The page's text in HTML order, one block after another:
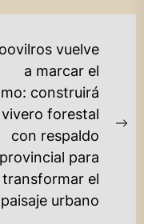
vuelve
a marcar el
construirá
forestal
con respaldo
provincial para
transformar el
paisaje urbano